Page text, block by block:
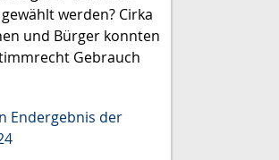
werden? Cirka
und Bürger konnten
Gebrauch
Endergebnis der